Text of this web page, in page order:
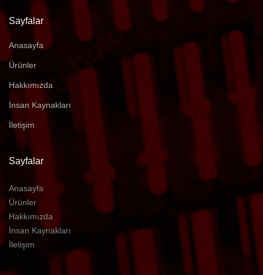
Sayfalar
Anasayfa
Ürünler
Hakkımızda
İnsan Kaynakları
İletişim
Sayfalar
Anasayfa
Ürünler
Hakkımızda
İnsan Kaynakları
İletişim